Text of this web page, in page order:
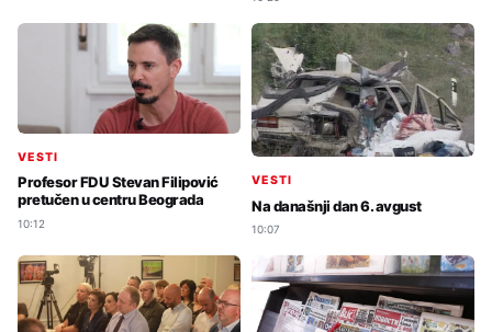
VESTI
Profesor FDU Stevan Filipović
pretučen u centru Beograda
10:12
VESTI
Na današnji dan 6. avgust
10:07